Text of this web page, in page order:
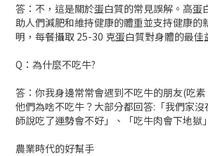
答：不，這是關於蛋白質的常見誤解。高蛋
助人們減肥和維持健康的體重並支持健康的
明，每餐攝取 25-30 克蛋白質對身體的最佳
Q：為什麼不吃牛?
答：你我身邊常常會遇到不吃牛的朋友(吃
他們為啥不吃牛？大部分都回答:「我們家
師說吃了運勢會不好」、「吃牛肉會下地獄
農業時代的好幫手